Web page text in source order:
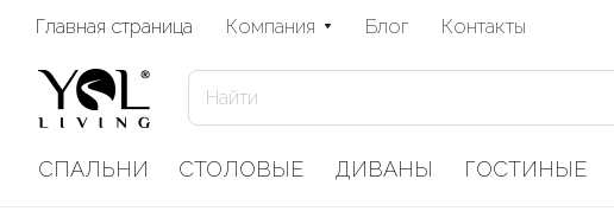
Главная страница Компания Блог Контакты
СПАЛЬНИ СТОЛОВЫЕ ДИВАНЫ ГОСТИНЫЕ